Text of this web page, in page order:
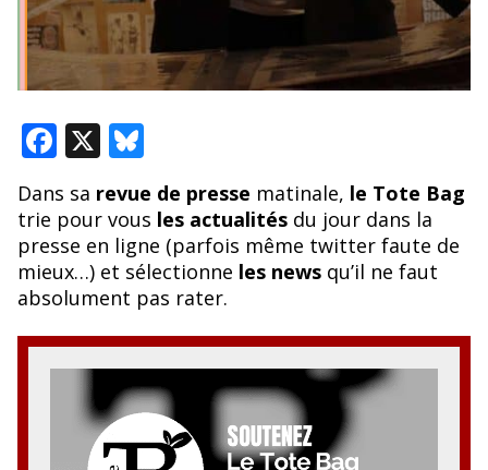
F
e
b
o
o
k
X Bl
u
e
sk
y
Dans sa revue de presse matinale, le Tote Bag
trie pour vous les actualitésdu jour dans la
presse en ligne (parfois même twitter faute de
mieux…) et sélectionne les newsqu’il ne faut
absolument pas rater.